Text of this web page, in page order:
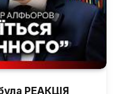
РЕАКЦІЯ